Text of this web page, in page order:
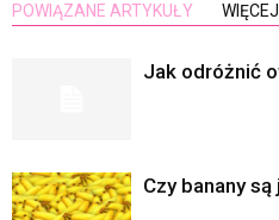
POWIĄZANE ARTYKUŁY
Jak odróżnić
Czy banany